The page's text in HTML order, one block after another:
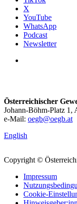
X
YouTube
WhatsApp
Podcast
Newsletter
Österreichischer
Johann-Böhm-Platz 1,
e-Mail: oegb@oegb.at
English
Copyright ©
Impressum
Cookie-